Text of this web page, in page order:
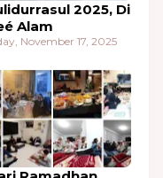
2025, Di
Alam
November 17, 2025